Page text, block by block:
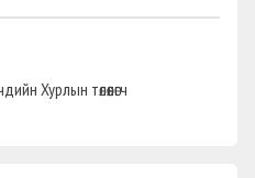
Хурлын төлөөлөгч